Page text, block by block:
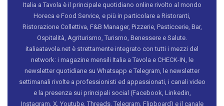
Italia a Tavola è il principale quotidiano online rivolto al mondo
Horeca e Food Service, e più in particolare a Ristoranti,
Ristorazione Collettiva, F&B Manager, Pizzerie, Pasticcerie, Bar,
Ospitalità, Agriturismo, Turismo, Benessere e Salute.
italiaatavola.net è strettamente integrato con tutti i mezzi del
network: i magazine mensili Italia a Tavola e CHECK-IN, le
newsletter quotidiane su Whatsapp e Telegram, le newsletter
settimanali rivolte a professionisti ed appassionati, i canali video
e la presenza sui principali social (Facebook, Linkedin,
Instagram, X, Youtube, Threads, Telegram, Flipboard) e il canale